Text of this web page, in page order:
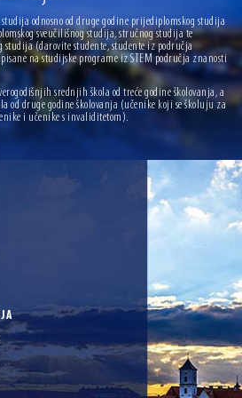
Večeri vina i umjetnosti završen Vinski mjesec
Gradskog vijeća Grada Osijeka. Gradonačelnik
vrtiće upisan rekordan broj djece, te najavio cjelovitu
Ante Starčevića
u Zlatnoj dvorani Musikvereina obilježio 30 godina
vodostaja i pravodobnih mjera komarci ove godine pod
Dan pobjede i domovinske zahvalnosti i Dan
odnosno od druge godine prijediplomskog studija
sveučilišnog studija, stručnog studija te
studija (darovite studente, studente iz područja
na studijske programe iz STEM područja znanosti
srednjih škola od treće godine školovanja, a
od druge godine školovanja (učenike koji se školuju za
i učenike s invaliditetom).